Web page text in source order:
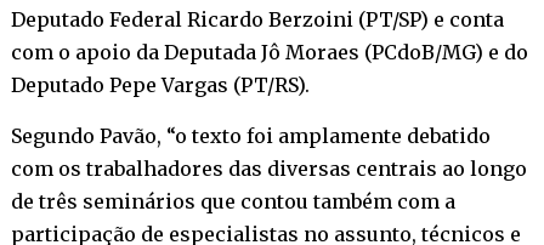
Deputado Federal Ricardo Berzoini (PT/SP) e conta
com o apoio da Deputada Jô Moraes (PCdoB/MG) e do
Deputado Pepe Vargas (PT/RS).
Segundo Pavão, “o texto foi amplamente debatido
com os trabalhadores das diversas centrais ao longo
de três seminários que contou também com a
participação de especialistas no assunto, técnicos e